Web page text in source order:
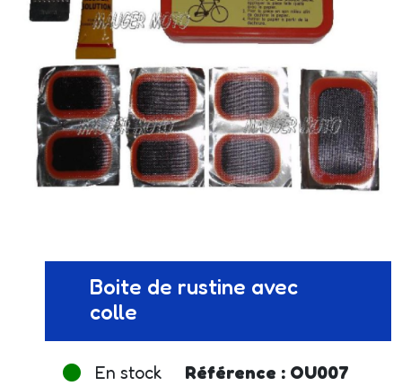
Boite de rustine avec
colle
En stock Référence : OU007